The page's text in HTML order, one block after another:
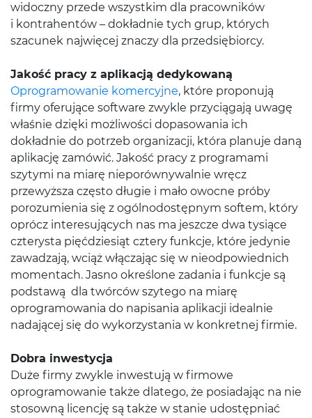
widoczny przede wszystkim dla pracowników
i kontrahentów – dokładnie tych grup, których
szacunek najwięcej znaczy dla przedsiębiorcy.
Jakość pracy z aplikacją dedykowaną
Oprogramowanie komercyjne, które proponują
firmy oferujące software zwykle przyciągają uwagę
właśnie dzięki możliwości dopasowania ich
dokładnie do potrzeb organizacji, która planuje daną
aplikację zamówić. Jakość pracy z programami
szytymi na miarę nieporównywalnie wręcz
przewyższa często długie i mało owocne próby
porozumienia się z ogólnodostępnym softem, który
oprócz interesujących nas ma jeszcze dwa tysiące
czterysta pięćdziesiąt cztery funkcje, które jedynie
zawadzają, wciąż włączając się w nieodpowiednich
momentach. Jasno określone zadania i funkcje są
podstawą dla twórców szytego na miarę
oprogramowania do napisania aplikacji idealnie
nadającej się do wykorzystania w konkretnej firmie.
Dobra inwestycja
Duże firmy zwykle inwestują w firmowe
oprogramowanie także dlatego, że posiadając na nie
stosowną licencję są także w stanie udostępniać